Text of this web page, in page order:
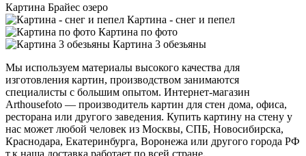
Картина Брайес озеро
Картина - снег и пепел
Картина по фото
Картина 3 обезьяны
Мы используем материалы высокого качества для
изготовления картин, производством занимаются
специалисты с большим опытом. Интернет-магазин
Arthousefoto — производитель картин для стен дома, офиса,
ресторана или другого заведения. Купить картину на стену у
нас может любой человек из Москвы, СПБ, Новосибирска,
Краснодара, Екатеринбурга, Воронежа или другого города РФ
т.к наша доставка работает по всей стране.